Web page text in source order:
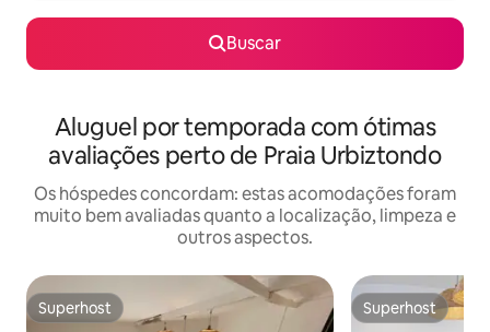
Buscar
Aluguel por temporada com ótimas
avaliações perto de Praia Urbiztondo
Os hóspedes concordam: estas acomodações foram
muito bem avaliadas quanto a localização, limpeza e
outros aspectos.
Superhost
Superhost Superhost
Superhost